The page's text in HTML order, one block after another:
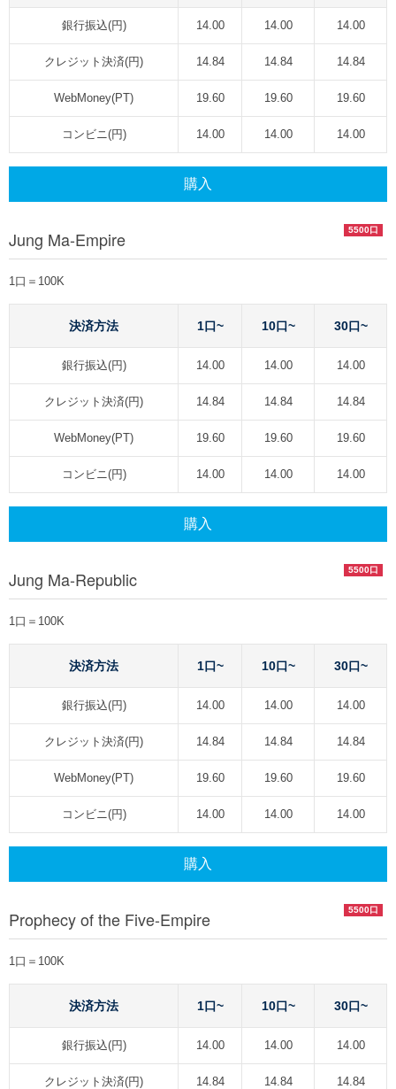
銀行振込(円) 14.00 14.00 14.00
クレジット決済(円) 14.84 14.84 14.84
WebMoney(PT) 19.60 19.60 19.60
コンビニ(円) 14.00 14.00 14.00
購入
5500口
Jung Ma-Empire
1口＝100K
決済方法 1口~ 10口~ 30口~
銀行振込(円) 14.00 14.00 14.00
クレジット決済(円) 14.84 14.84 14.84
WebMoney(PT) 19.60 19.60 19.60
コンビニ(円) 14.00 14.00 14.00
購入
5500口
Jung Ma-Republic
1口＝100K
決済方法 1口~ 10口~ 30口~
銀行振込(円) 14.00 14.00 14.00
クレジット決済(円) 14.84 14.84 14.84
WebMoney(PT) 19.60 19.60 19.60
コンビニ(円) 14.00 14.00 14.00
購入
5500口
Prophecy of the Five-Empire
1口＝100K
決済方法 1口~ 10口~ 30口~
銀行振込(円) 14.00 14.00 14.00
クレジット決済(円) 14.84 14.84 14.84